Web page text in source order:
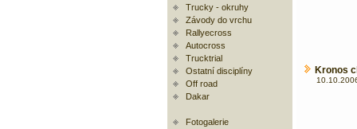
Trucky - okruhy
Závody do vrchu
Rallyecross
Autocross
Trucktrial
Ostatní disciplíny
Off road
Dakar
Fotogalerie
Kronos